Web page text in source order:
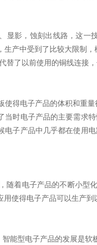
显影，蚀刻出线路，这
产中受到了比较大限制
了以前使用的铜线连接
得电子产品的体积和重
时电子产品的主要需求
子产品中几乎都在使用
随着电子产品的不断小型
使得电子产品可以生产
能型电子产品的发展是